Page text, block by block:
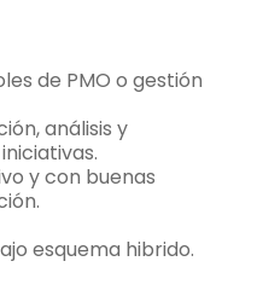
de PMO o gestión
análisis y
y con buenas
esquema hibrido.